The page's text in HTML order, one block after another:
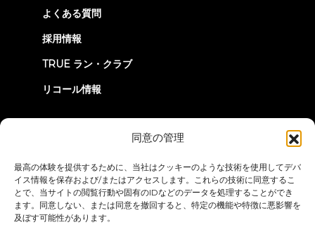
同意の管理
最高の体験を提供するために、当社はクッキーのような技術を使用してデバ
イス情報を保存および/またはアクセスします。これらの技術に同意するこ
とで、当サイトの閲覧行動や固有のIDなどのデータを処理することができ
ます。同意しない、または同意を撤回すると、特定の機能や特徴に悪影響を
及ぼす可能性があります。
よくある質問
採用情報
TRUE ラン・クラブ
リコール情報
プライバシーポリシー